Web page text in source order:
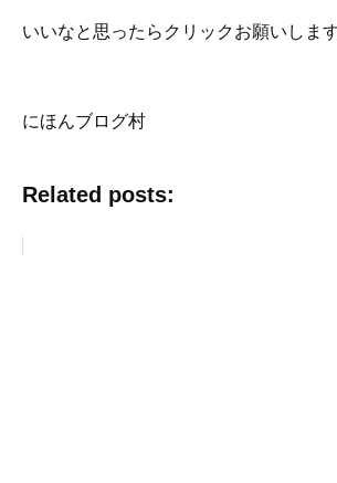
いいなと思ったらクリックお願いしま
にほんブログ村
Related posts: